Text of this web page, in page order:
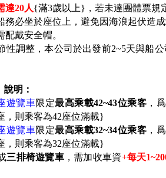
達20人{滿3歲以上}，若未達團體票規
必坐於座位上，避免因海浪起伏造
戴安全帽。
調整，本公司於出發前2~5天與船
明：
遊覽車限定最高乘載42~43位乘客 ，
，則乘客為42座位滿載}
遊覽車限定最高乘載32~34位乘客 ，
，則乘客為32座位滿載}
三排椅遊覽車，需加收車資+每天